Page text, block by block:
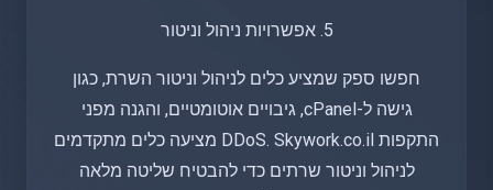
5. אפשרויות ניהול וניטור
חפשו ספק שמציע כלים לניהול וניטור השרת, כגון
גישה ל-cPanel, גיבויים אוטומטיים, והגנה מפני
התקפות DDoS. Skywork.co.il מציעה כלים מתקדמים
לניהול וניטור שרתים כדי להבטיח שליטה מלאה